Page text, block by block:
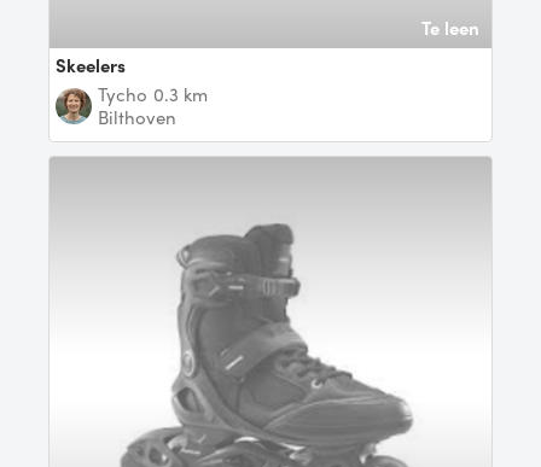
Te leen
Skeelers
Tycho 0.3 km
Bilthoven